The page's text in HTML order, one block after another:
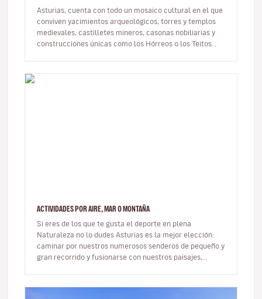
Asturias, cuenta con todo un mosaico cultural en el que
conviven yacimientos arqueológicos, torres y templos
medievales, castilletes mineros, casonas nobiliarias y
construcciones únicas como los Hórreos o los Teitos
ACTIVIDADES POR AIRE, MAR O MONTAÑA
Si eres de los que te gusta el deporte en plena
Naturaleza no lo dudes Asturias es la mejor elección:
caminar por nuestros numerosos senderos de pequeño y
gran recorrido y fusionarse con nuestros paisajes,